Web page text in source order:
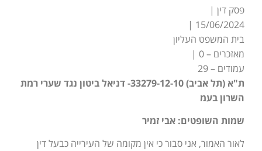
פסק דין |
15/06/2024 |
בית המשפט העליון
מאזכרים – 0 |
עמודים – 29
ת"א (תל אביב) 33279-12-10- דניאל ביטון נגד שערי רמת
השרון בעמ
שמות השופטים: אבי זמיר
לאור האמור, אני סבור כי אין מקומה של העירייה כבעל דין